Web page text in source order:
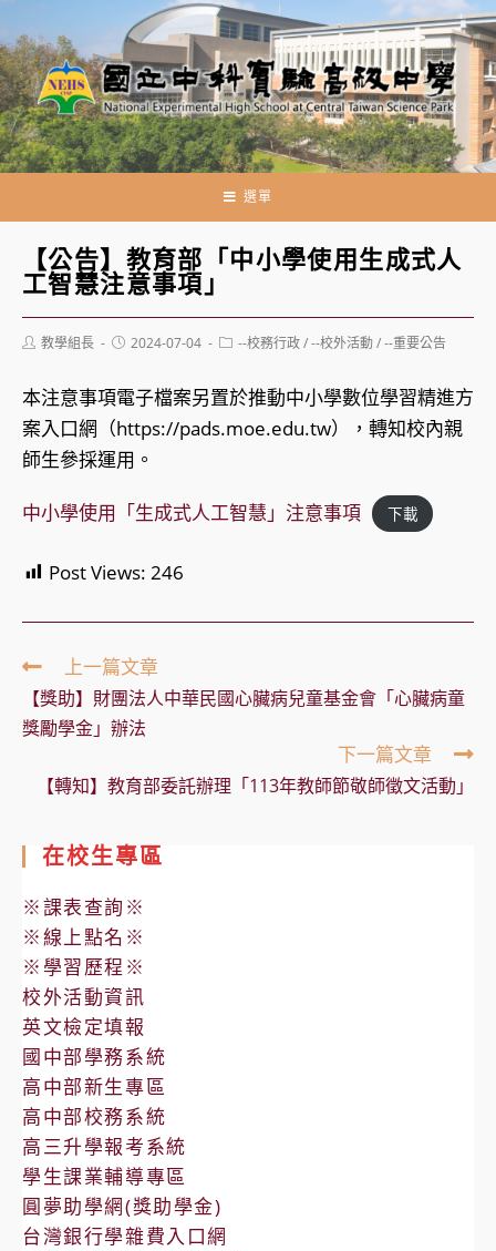
轉
至
主
要
內
選單
【公告】教育部「中小學使用生成式人
工智慧注意事項」
Post教學組長
Post2024-07-04
Post--校務行政/--校外活動/--重要公告
本注意事項電子檔案另置於推動中小學數位學習精進方
案入口網（https://pads.moe.edu.tw），轉知校內親
師生參採運用。
中小學使用「生成式人工智慧」注意事項 下載
Post Views: 246
Read
more
articles
上一篇文章
【獎助】財團法人中華民國心臟病兒童基金會「心臟病童
獎勵學金」辦法
下一篇文章
【轉知】教育部委託辦理「113年教師節敬師徵文活動」
在校生專區
※課表查詢※
※線上點名※
※學習歷程※
校外活動資訊
英文檢定填報
國中部學務系統
高中部新生專區
高中部校務系統
高三升學報考系統
學生課業輔導專區
圓夢助學網(獎助學金)
台灣銀行學雜費入口網